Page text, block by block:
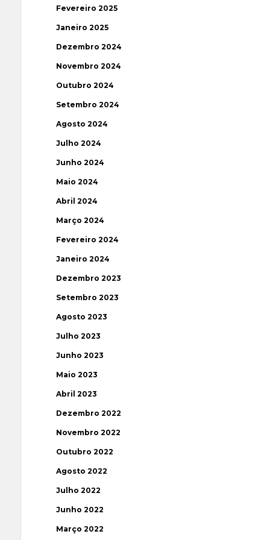
Fevereiro 2025
Janeiro 2025
Dezembro 2024
Novembro 2024
Outubro 2024
Setembro 2024
Agosto 2024
Julho 2024
Junho 2024
Maio 2024
Abril 2024
Março 2024
Fevereiro 2024
Janeiro 2024
Dezembro 2023
Setembro 2023
Agosto 2023
Julho 2023
Junho 2023
Maio 2023
Abril 2023
Dezembro 2022
Novembro 2022
Outubro 2022
Agosto 2022
Julho 2022
Junho 2022
Março 2022